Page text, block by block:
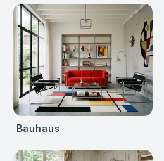
Bauhaus